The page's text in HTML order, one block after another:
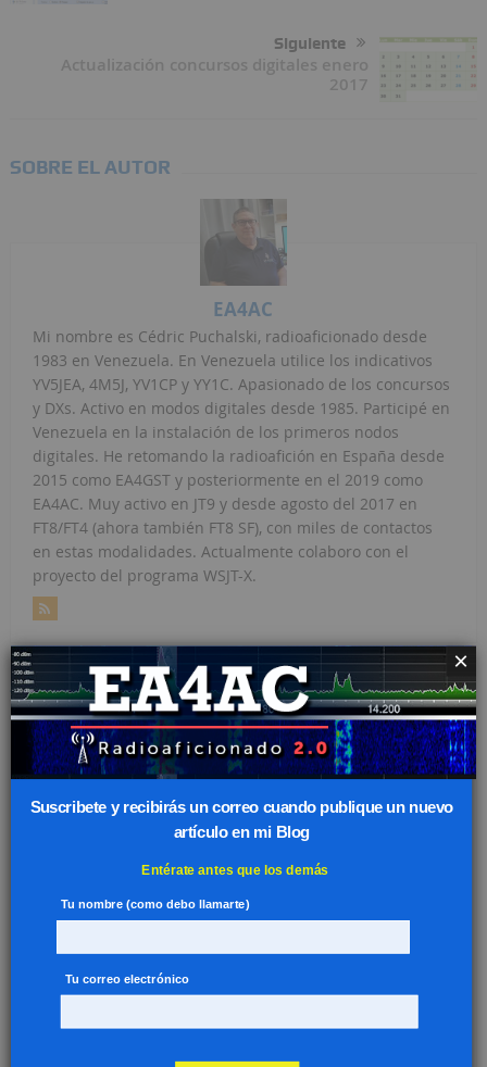
Siguiente
Actualización concursos digitales enero
2017
SOBRE EL AUTOR
EA4AC
Mi nombre es Cédric Puchalski, radioaficionado desde
1983 en Venezuela. En Venezuela utilice los indicativos
YV5JEA, 4M5J, YV1CP y YY1C. Apasionado de los concursos
y DXs. Activo en modos digitales desde 1985. Participé en
Venezuela en la instalación de los primeros nodos
digitales. He retomando la radioafición en España desde
2015 como EA4GST y posteriormente en el 2019 como
EA4AC. Muy activo en JT9 y desde agosto del 2017 en
FT8/FT4 (ahora también FT8 SF), con miles de contactos
en estas modalidades. Actualmente colaboro con el
proyecto del programa WSJT-X.
ARTÍCULOS RELATIVOS
Revisión anual ID DMR
julio 31, 2026
Suscribete y recibirás un correo cuando publique un nuevo
artículo en mi Blog
Entérate antes que los demás
Tu nombre (como debo llamarte)
×
Tu correo electrónico